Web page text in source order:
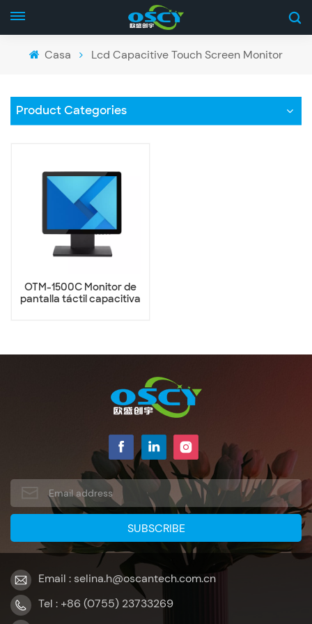
Casa Lcd Capacitive Touch Screen Monitor
Product Categories
OTM-1500C Monitor de
pantalla táctil capacitiva
Email : selina.h@oscantech.com.cn
Tel : +86 (0755) 23733269